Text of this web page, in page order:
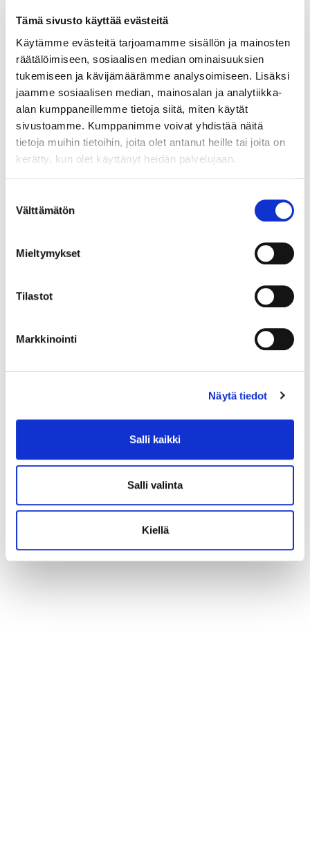
Tämä sivusto käyttää evästeitä
Käytämme evästeitä tarjoamamme sisällön ja mainosten
räätälöimiseen, sosiaalisen median ominaisuuksien
tukemiseen ja kävijämäärämme analysoimiseen. Lisäksi
jaamme sosiaalisen median, mainosalan ja analytiikka-
alan kumppaneillemme tietoja siitä, miten käytät
sivustoamme. Kumppanimme voivat yhdistää näitä
tietoja muihin tietoihin, joita olet antanut heille tai joita on
kerätty, kun olet käyttänyt heidän palvelujaan.
valinta
Välttämätön
Mieltymykset
Tilastot
Markkinointi
Näytä tiedot
Salli kaikki
Salli valinta
Kiellä